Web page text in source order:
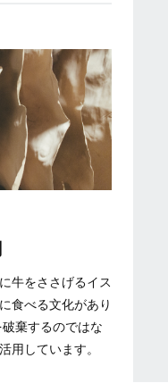
牛をささげるイス
食べる文化があり
棄するのではな
用しています。